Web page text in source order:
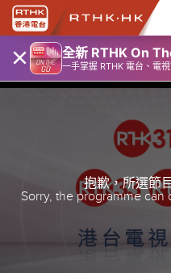
× 全新 RTHK On
一手掌握 RTHK 電台、電視
抱歉，所選節
Sorry, the programme